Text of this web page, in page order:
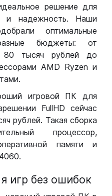
решение для
и надежность. Наши
оптимальные
бюджеты: от
80 тысяч рублей до
AMD Ryzen и
игровой ПК для
FullHD сейчас
рублей. Такая сборка
процессор,
памяти и
игр без ошибок